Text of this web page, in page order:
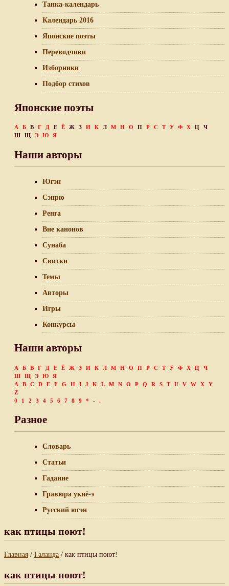
Танка-календарь
Календарь 2016
Японские поэты
Переводчики
Изборники
Подбор стихов
Японские поэты
А Б В Г Д Е Ё Ж З И К Л М Н О П Р С Т У Ф Х Ц
Ч
Ш
Щ Э Ю Я
Наши авторы
Югэн
Сэнрю
Ренга
Вне канонов
Сунаба
Свитки
Темы
Авторы
Игры
Конкурсы
Наши авторы
А Б В Г Д Е Ё Ж З И К Л М Н О П Р С Т У Ф Х Ц
Ч
Ш
Щ Э Ю
Я
A
B C D E F G H I J K L M N O P Q R S T U V W X
Y
Z
0
1 2 3 4 5 6 7 8 9 * - .
Разное
Словарь
Статьи
Гадание
Гравюра укиё-э
Русский югэн
как птицы поют!
Главная / Галанда / как птицы поют!
как птицы поют!